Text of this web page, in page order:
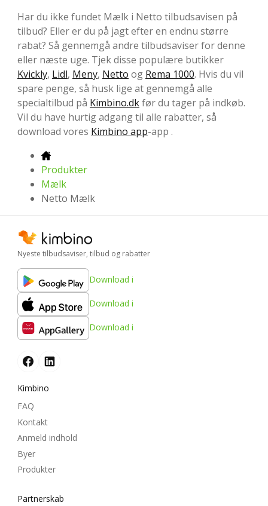
Har du ikke fundet Mælk i Netto tilbudsavisen på
tilbud? Eller er du på jagt efter en endnu større
rabat? Så gennemgå andre tilbudsaviser for denne
eller næste uge. Tjek disse populære butikker
Kvickly, Lidl, Meny, Netto og Rema 1000. Hvis du vil
spare penge, så husk lige at gennemgå alle
specialtilbud på Kimbino.dkfør du tager på indkøb.
Vil du have hurtig adgang til alle rabatter, så
download vores Kimbino app-app .
Produkter
Mælk
Netto Mælk
Nyeste tilbudsaviser, tilbud og rabatter
Download i
Download i
Download i
Kimbino
FAQ
Kontakt
Anmeld indhold
Byer
Produkter
Partnerskab